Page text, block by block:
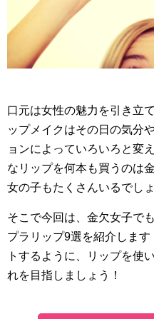
口元は女性の魅力を引き立
ップメイクはその日の気分
ョンによっていろいろと変
なリップを何本も買うのは
女の子もたくさんいるでしょ
そこで今回は、金欠女子で
プラリップ9選を紹介しま
トするように、リップを使
れを目指しましょう！